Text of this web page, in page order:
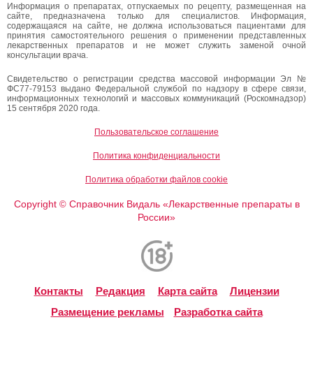
Информация о препаратах, отпускаемых по рецепту, размещенная на
сайте, предназначена только для специалистов. Информация,
содержащаяся на сайте, не должна использоваться пациентами для
принятия самостоятельного решения о применении представленных
лекарственных препаратов и не может служить заменой очной
консультации врача.
Свидетельство о регистрации средства массовой информации Эл №
ФС77-79153 выдано Федеральной службой по надзору в сфере связи,
информационных технологий и массовых коммуникаций (Роскомнадзор)
15 сентября 2020 года.
Пользовательское соглашение
Политика конфиденциальности
Политика обработки файлов cookie
Copyright ©Справочник Видаль «Лекарственные препараты в
России»
Контакты Редакция Карта сайта
Лицензии
Размещение рекламы
Разработка сайта